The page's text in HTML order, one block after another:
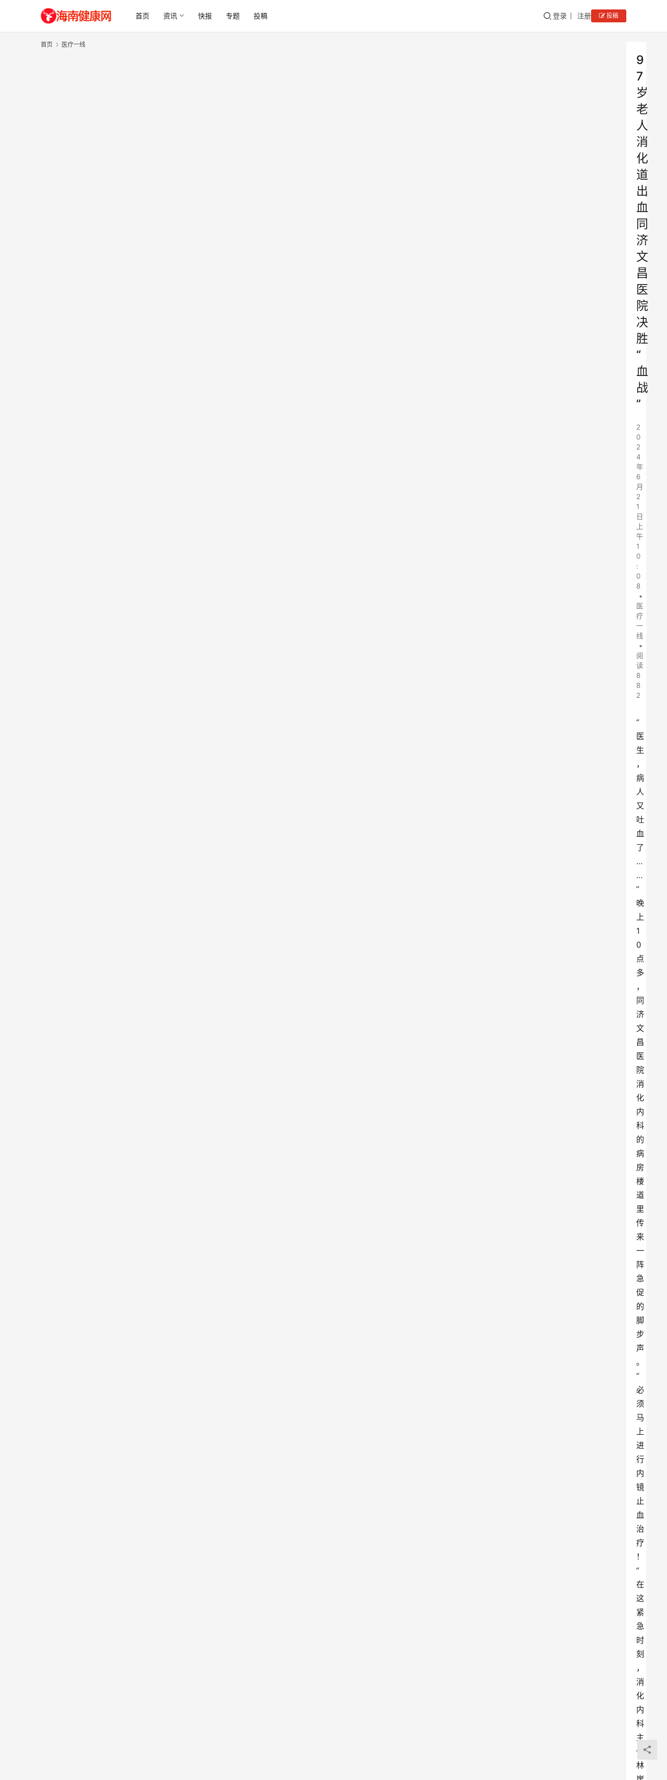
首页 资讯 快报 专题 投稿 登录 注册 投稿
首页 医疗一线
9
7
岁
老
人
消
化
道
出
血
同
济
文
昌
医
院
决
胜
“
血
战
”
2
0
2
4
年
6
月
2
1
日
上
午
1
0
:
0
8
•
医
疗
一
线
•
阅
读
8
8
2
“
医
生
，
病
人
又
吐
血
了
…
…
”
晚
上
1
0
点
多
，
同
济
文
昌
医
院
消
化
内
科
的
病
房
楼
道
里
传
来
一
阵
急
促
的
脚
步
声
。
“
必
须
马
上
进
行
内
镜
止
血
治
疗
！
”
在
这
紧
急
时
刻
，
消
化
内
科
主
任
林